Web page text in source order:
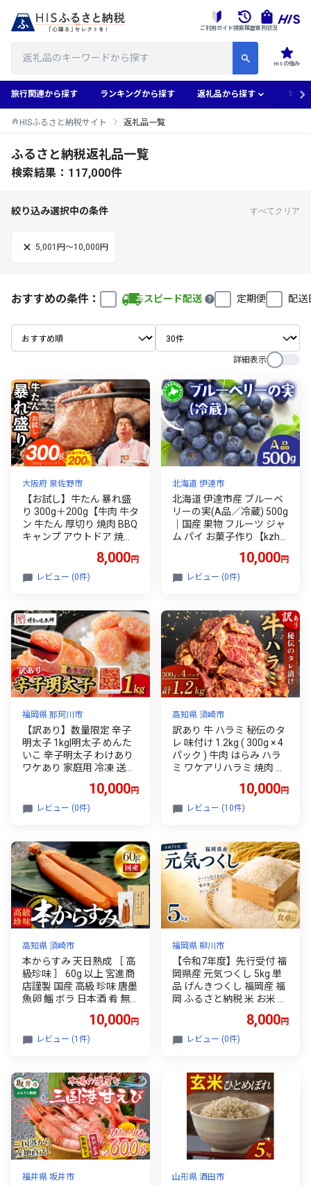
HISの強み
ご利用ガイド検索履歴寄附状況
旅行関連から探す ランキングから探す 返礼品から探す 地域
HISふるさと納税サイト 返礼品一覧
ふるさと納税返礼品一覧
検索結果：117,000件
絞り込み選択中の条件 すべてクリア
5,001円～10,000円
おすすめの条件： スピード配送 定期便 配送
詳細表示
大阪府 泉佐野市
【お試し】牛たん 暴れ盛
り 300g＋200g【牛肉 牛タ
ン 牛たん 厚切り 焼肉 BBQ
キャンプ アウトドア 焼く
ズ不揃い 小分け】8,000円
レビュー (0件)
北海道 伊達市
北海道 伊達市産 ブルーベ
リーの実(A品／冷蔵) 500g
｜国産 果物 フルーツ ジャ
ム パイ お菓子作り【kzh-0
10,000円
レビュー (0件)
福岡県 那珂川市
【訳あり】数量限定 辛子
明太子 1kg|明太子 めんた
いこ 辛子明太子 わけあり
ワケあり 家庭用 冷凍 送料
10,000円
レビュー (0件)
高知県 須崎市
訳あり 牛 ハラミ 秘伝のタ
レ 味付け 1.2kg ( 300g × 4
パック ) 牛肉 はらみ ハラ
ミ ワケアリハラミ 焼肉 ハ
リ ハラミ やわらか ハラミ
臭みなし ハラミ バーベキ
ミ 米 ハラミ ご飯 ハラミ
ハラミ ご米のお供 ハラミ
高知県 ハラミ 須崎市 SNM
003
10,000円
レビュー (10件)
高知県 須崎市
本からすみ 天日熟成 ［ 高
級珍味 ］ 60g 以上 宮進商
店謹製 国産 高級 珍味 唐墨
魚卵 鰡 ボラ 日本酒 肴 無
10,000円
レビュー (1件)
福岡県 柳川市
【令和7年度】先行受付 福
岡県産 元気つくし 5kg 単
品 げんきつくし 福岡産 福
岡 ふるさと納税 米 お米 辻
お米 こめ コメ ライス ご飯
ごはん 美味しい 贈り物 国
8,000円
レビュー (0件)
福井県 坂井市 山形県 酒田市